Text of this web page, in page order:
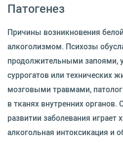
Патогенез
Причины возникновения
алкоголизмом. Психозы
продолжительными запоями,
суррогатов или технических
мозговыми травмами,
в тканях внутренних
развитии заболевания играет
алкогольная интоксикация и